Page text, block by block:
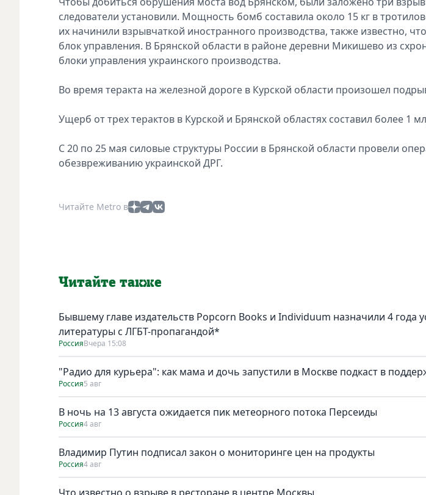
следователи установили. Мощность бомб составила около 15 кг в
их начинили взрывчаткой иностранного производства, также известно,
блок управления. В Брянской области в районе деревни Микишево из
блоки управления украинского производства.
Во время теракта на железной дороге в Курской области произошел
Ущерб от трех терактов в Курской и Брянской областях составил более 1
С 20 по 25 мая силовые структуры России в Брянской области провели
обезвреживанию украинской ДРГ.
Читайте Metro в
Читайте также
Бывшему главе издательств Popcorn Books и Individuum назначили 4 года
литературы с ЛГБТ-пропагандой*
РоссияВчера 15:08
"Радио для курьера": как мама и дочь запустили в Москве подкаст в
Россия5 авг
В ночь на 13 августа ожидается пик метеорного потока Персеиды
Россия4 авг
Владимир Путин подписал закон о мониторинге цен на продукты
Россия4 авг
Что известно о взрыве в ресторане в центре Москвы